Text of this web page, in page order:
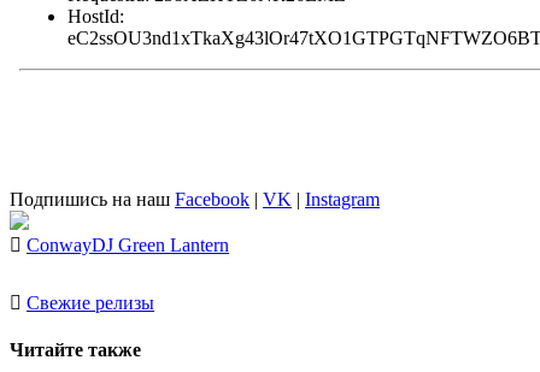
Подпишись на наш Facebook | VK | Instagram
ConwayDJ Green Lantern
Свежие релизы
Читайте также